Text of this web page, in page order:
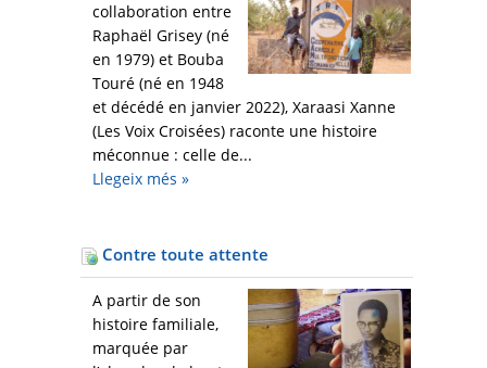
collaboration entre
Raphaël Grisey (né
en 1979) et Bouba
Touré (né en 1948
et décédé en janvier 2022), Xaraasi Xanne
(Les Voix Croisées) raconte une histoire
méconnue : celle de...
Llegeix més »
Contre toute attente
A partir de son
histoire familiale,
marquée par